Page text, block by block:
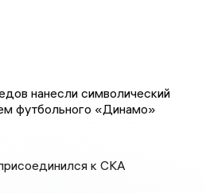
нанесли символический
футбольного «Динамо»
к СКА